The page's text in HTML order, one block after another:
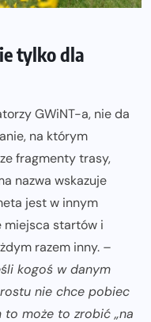
tylko dla
GWiNT-a, nie da
na którym
fragmenty trasy,
nazwa wskazuje
jest w innym
miejsca startów i
razem inny. –
kogoś w danym
nie chce pobiec
to może to zrobić „na